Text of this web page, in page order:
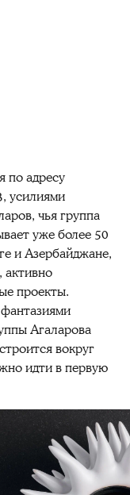
по адресу
усилиями
чья группа
уже более 50
и Азербайджане,
проекты.
Агаларова
вокруг
идти в первую